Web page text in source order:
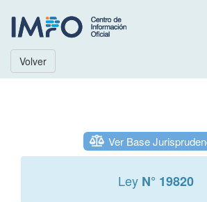
Volver
Ver Base
Ley N° 19820